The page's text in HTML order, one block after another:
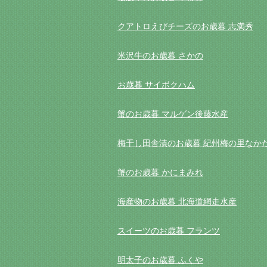
クアトロえびチーズのお歳暮 志満秀
米沢牛のお歳暮 さかの
お歳暮 サイボクハム
蟹のお歳暮 マルゲン後藤水産
梅干し田舎漬のお歳暮 紀州梅の里なか
蟹のお歳暮 かにまみれ
海産物のお歳暮 北海道網走水産
スイーツのお歳暮 フランツ
明太子のお歳暮 ふくや